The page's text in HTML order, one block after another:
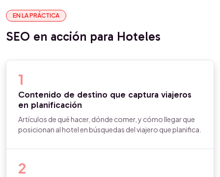
EN LA PRÁCTICA
SEO en acción para Hoteles
1
Contenido de destino que captura viajeros
en planificación
Artículos de qué hacer, dónde comer, y cómo llegar que
posicionan al hotel en búsquedas del viajero que planifica.
2